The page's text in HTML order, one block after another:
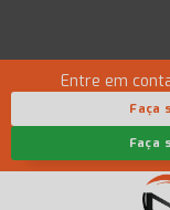
Entre em
Faça
Faça